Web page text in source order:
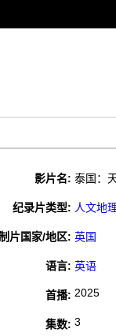
影片名: 泰国：
纪录片类型: 人文地
片国家/地区: 英国
语言: 英语
首播: 2025
集数: 3